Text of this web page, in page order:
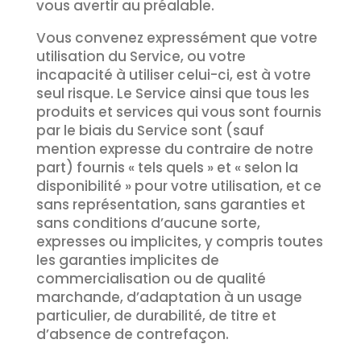
vous avertir au préalable.
Vous convenez expressément que votre
utilisation du Service, ou votre
incapacité à utiliser celui-ci, est à votre
seul risque. Le Service ainsi que tous les
produits et services qui vous sont fournis
par le biais du Service sont (sauf
mention expresse du contraire de notre
part) fournis « tels quels » et « selon la
disponibilité » pour votre utilisation, et ce
sans représentation, sans garanties et
sans conditions d’aucune sorte,
expresses ou implicites, y compris toutes
les garanties implicites de
commercialisation ou de qualité
marchande, d’adaptation à un usage
particulier, de durabilité, de titre et
d’absence de contrefaçon.